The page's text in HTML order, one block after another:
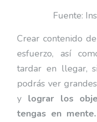
Fuente:
Crear contenido
esfuerzo, así
tardar en llegar,
podrás ver
y lograr los
tengas en mente.